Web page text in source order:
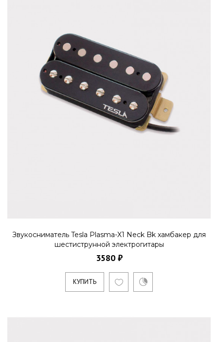
Звукосниматель Tesla Plasma-X1 Neck Bk хамбакер для
шестиструнной электрогитары
3580 ₽
КУПИТЬ